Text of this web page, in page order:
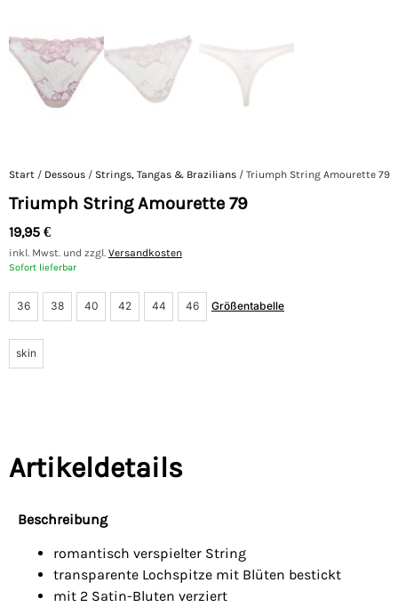
Start / Dessous / Strings, Tangas & Brazilians / Triumph String Amourette 79
Triumph String Amourette 79
19,95 €
inkl. Mwst. und zzgl. Versandkosten
Sofort lieferbar
36 38 40 42 44 46 Größentabelle
skin
Artikeldetails
Beschreibung
romantisch verspielter String
transparente Lochspitze mit Blüten bestickt
mit 2 Satin-Bluten verziert